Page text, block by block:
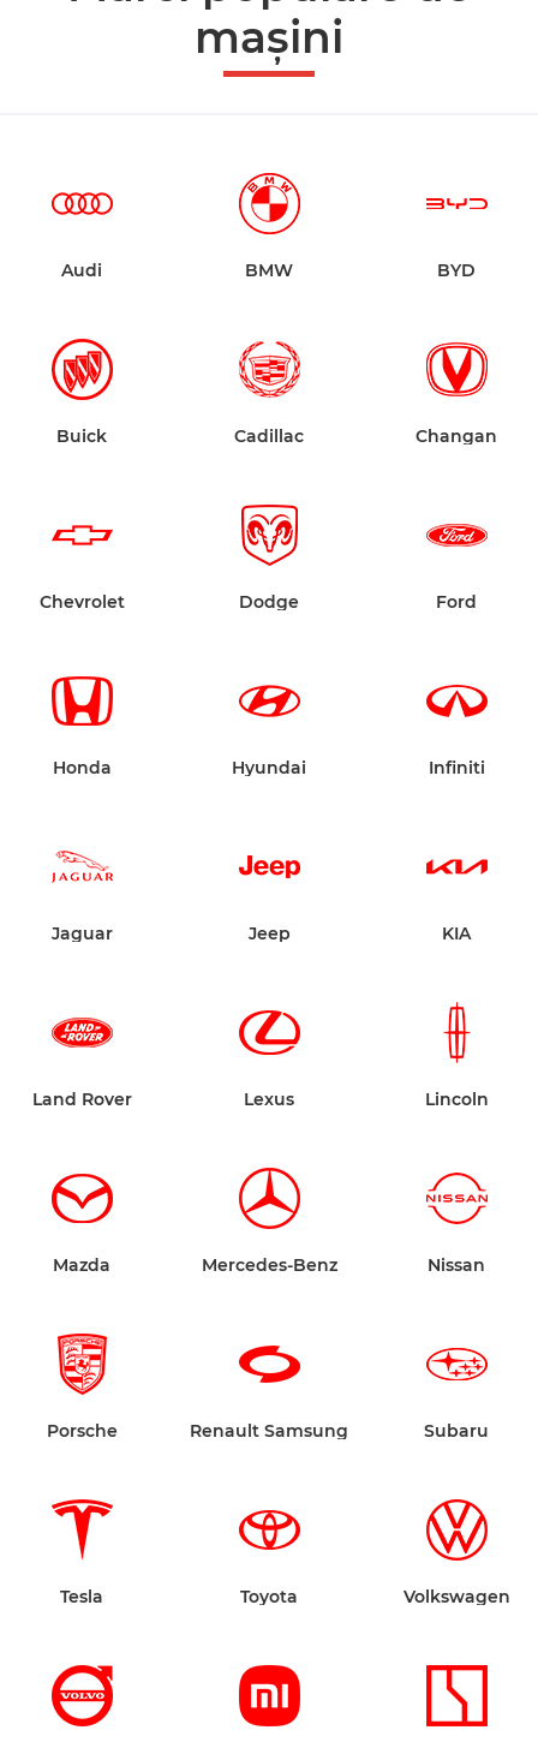
mașini
Audi BMW BYD
Buick Cadillac Changan
Chevrolet Dodge Ford
Honda Hyundai Infiniti
Jaguar Jeep KIA
Land Rover Lexus Lincoln
Mazda Mercedes-Benz Nissan
Porsche Renault Samsung Subaru
Tesla Toyota Volkswagen